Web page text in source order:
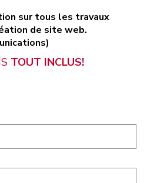
sur tous les travaux
de site web.
TOUT INCLUS!